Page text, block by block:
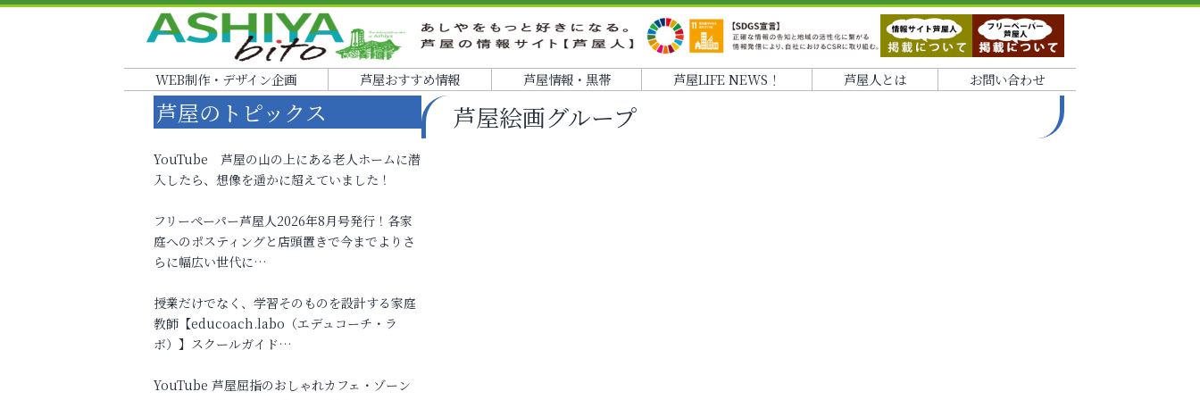
WEB制作・デザイン企画 芦屋おすすめ情報 芦屋情報・黒帯 芦屋LIFE NEWS！ 芦屋人とは お問い合わせ
芦屋絵画グループ
芦屋のトピックス
YouTube 芦屋の山の上にある老人ホームに潜
入したら、想像を遥かに超えていました！
フリーペーパー芦屋人2026年8月号発行！各家
庭へのポスティングと店頭置きで今までよりさ
らに幅広い世代に…
授業だけでなく、学習そのものを設計する家庭
教師【educoach.labo（エデュコーチ・ラ
ボ）】スクールガイド…
YouTube 芦屋屈指のおしゃれカフェ・ゾーン